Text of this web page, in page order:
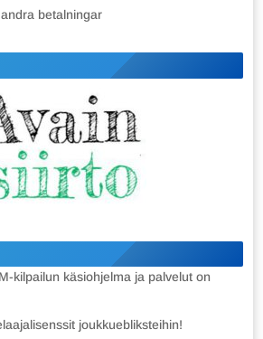
betalningar
kilpailun käsiohjelma ja palvelut on
joukkuebliksteihin!